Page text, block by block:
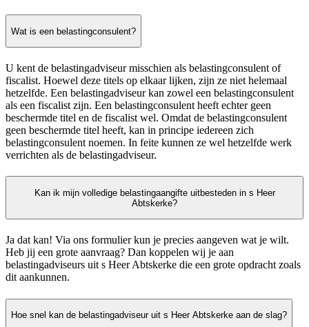
Wat is een belastingconsulent?
U kent de belastingadviseur misschien als belastingconsulent of
fiscalist. Hoewel deze titels op elkaar lijken, zijn ze niet helemaal
hetzelfde. Een belastingadviseur kan zowel een belastingconsulent
als een fiscalist zijn. Een belastingconsulent heeft echter geen
beschermde titel en de fiscalist wel. Omdat de belastingconsulent
geen beschermde titel heeft, kan in principe iedereen zich
belastingconsulent noemen. In feite kunnen ze wel hetzelfde werk
verrichten als de belastingadviseur.
Kan ik mijn volledige belastingaangifte uitbesteden in s Heer
Abtskerke?
Ja dat kan! Via ons formulier kun je precies aangeven wat je wilt.
Heb jij een grote aanvraag? Dan koppelen wij je aan
belastingadviseurs uit s Heer Abtskerke die een grote opdracht zoals
dit aankunnen.
Hoe snel kan de belastingadviseur uit s Heer Abtskerke aan de slag?